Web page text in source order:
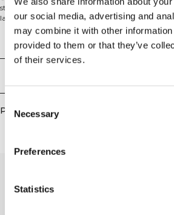
our social media, advertising and
may combine it with other information
provided to them or that they’ve
of their services.
Selection
Necessary
Preferences
Statistics
standard pour un confort et une flexibilité
la capacité du t-shirt à évacuer la transpiration
et à vous garder au frais. 52% Polyamide, 42%
Aspects techniques
Produits similaires